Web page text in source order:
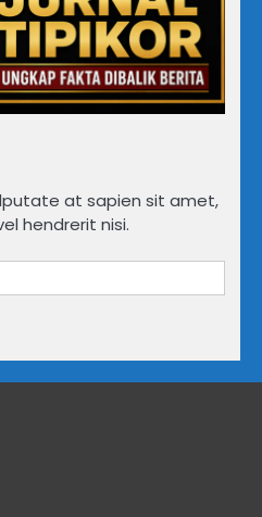
at sapien sit amet,
hendrerit nisi.